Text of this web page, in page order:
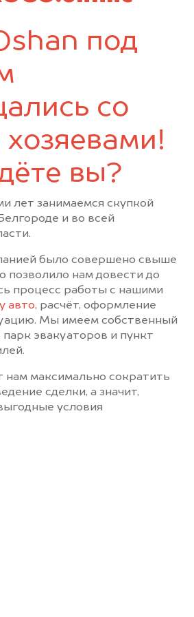
под
со
вы?
лет занимаемся скупкой
и во всей
было совершено свыше
позволило нам довести до
процесс работы с нашими
авто, расчёт, оформление
Мы имеем собственный
эвакуаторов и пункт
нам максимально сократить
сделки, а значит,
условия